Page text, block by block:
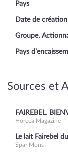
Pays
Date de création
Groupe,
Pays
Sources et
FAIREBEL.
Horeca Magazine
Le lait Fairebel
Spar Mons